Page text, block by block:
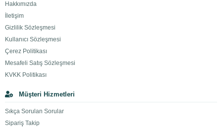
Hakkımızda
İletişim
Gizlilik Sözleşmesi
Kullanıcı Sözleşmesi
Çerez Politikası
Mesafeli Satış Sözleşmesi
KVKK Politikası
Müşteri Hizmetleri
Sıkça Sorulan Sorular
Sipariş Takip